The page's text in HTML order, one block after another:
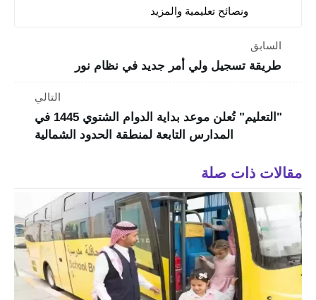
ونصائح تعليمية والمزيد
السابق
طريقة تسجيل ولي أمر جديد في نظام نور
التالي
"‏التعليم" تُعلن موعد بداية الدوام الشتوي 1445 في
المدارس التابعة لمنطقة الحدود الشمالية
مقالات ذات صلة